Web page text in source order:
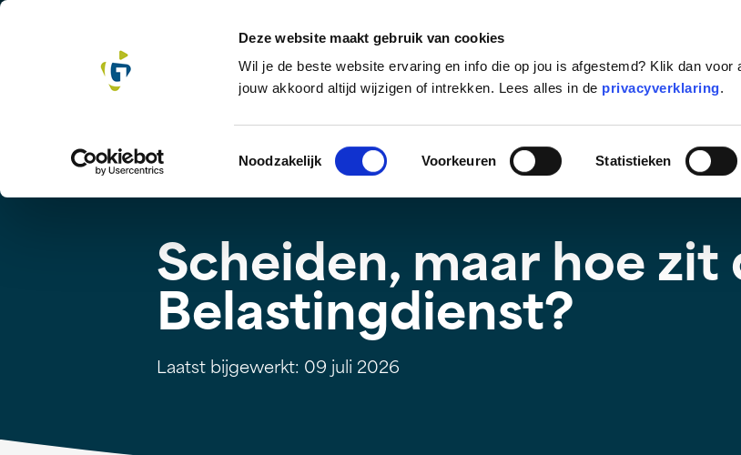
Deze website maakt gebruik van cookies
Wil je de beste website ervaring en info die op jou is afgestemd? Klik dan voor
jouw akkoord altijd wijzigen of intrekken. Lees alles in de privacyverklaring.
Toestemmingsselectie
Noodzakelijk Voorkeuren Statistieken
Thema’sErvaringenVeelgestelde vragen
Scheiden, maar hoe zit
Belastingdienst?
Laatst bijgewerkt: 09 juli 2026